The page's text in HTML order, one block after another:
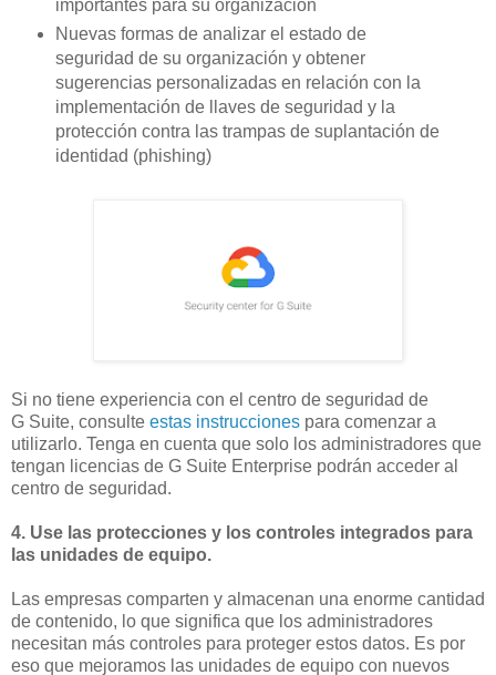
importantes para su organización
Nuevas formas de analizar el estado de
seguridad de su organización y obtener
sugerencias personalizadas en relación con la
implementación de llaves de seguridad y la
protección contra las trampas de suplantación de
identidad (phishing)
Si no tiene experiencia con el centro de seguridad de
G Suite, consulte estas instrucciones para comenzar a
utilizarlo. Tenga en cuenta que solo los administradores que
tengan licencias de G Suite Enterprise podrán acceder al
centro de seguridad.
4. Use las protecciones y los controles integrados para
las unidades de equipo.
Las empresas comparten y almacenan una enorme cantidad
de contenido, lo que significa que los administradores
necesitan más controles para proteger estos datos. Es por
eso que mejoramos las unidades de equipo con nuevos